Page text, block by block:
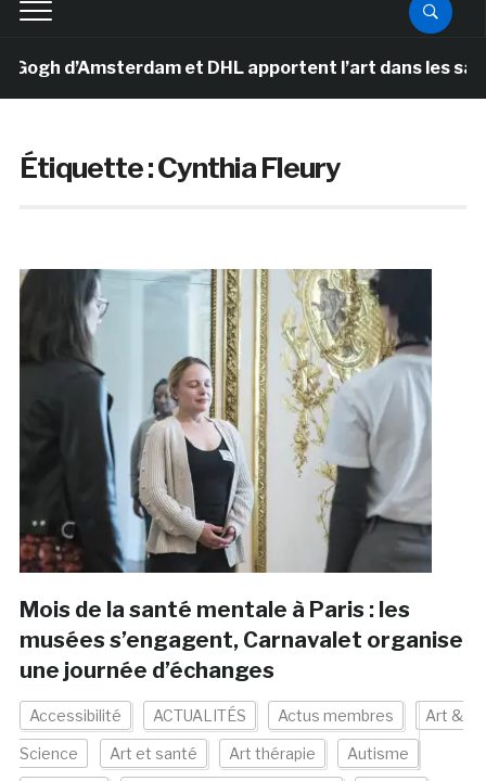
d’Amsterdam et DHL apportent l’art dans les salles
Étiquette :Cynthia Fleury
Mois de la santé mentale à Paris : les
musées s’engagent, Carnavalet organise
une journée d’échanges
Accessibilité ACTUALITÉS Actus membres Art &
Science Art et santé Art thérapie Autisme